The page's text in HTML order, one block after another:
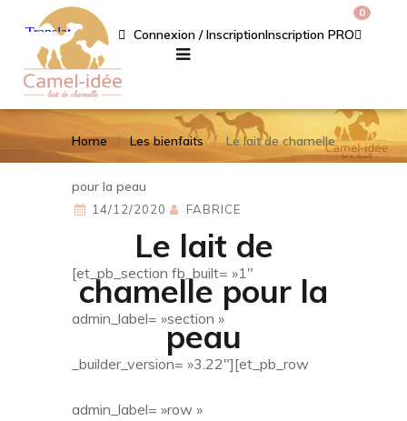
Connexion / InscriptionInscription PRO
0
Home Les bienfaits Le lait de chamelle
pour la peau
Le lait de
chamelle pour la
peau
14/12/2020 FABRICE
[et_pb_section fb_built= »1″
admin_label= »section »
_builder_version= »3.22″][et_pb_row
admin_label= »row »